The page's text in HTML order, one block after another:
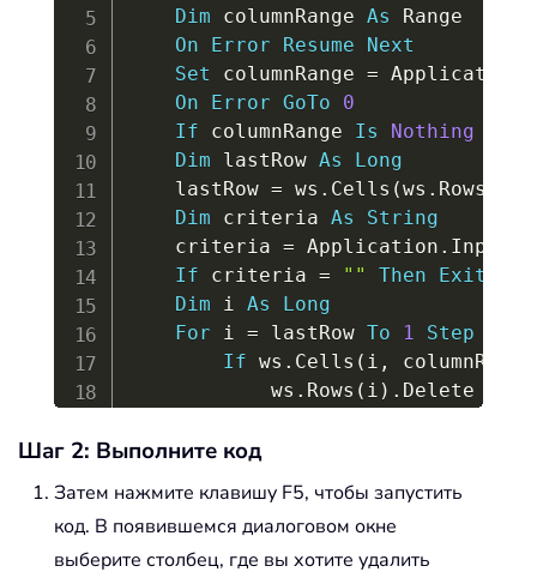
Dim columnRange As Range
On
Error Resume
Next
Set columnRange = Application
On
Error GoTo
0
If columnRange Is Nothing
Dim lastRow As
Long
    lastRow
= ws . Cells (ws . Rows
Dim criteria As
String
    criteria
= Application .
If criteria = "" Then Exit
Dim i As
Long
For i = lastRow To 1 Step
If ws . Cells ( i , columnRange
            ws
. Rows ( i ) . Delete
Next
i
Шаг 2: Выполните код
Затем нажмите клавишу F5, чтобы запустить
код. В появившемся диалоговом окне
выберите столбец, где вы хотите удалить